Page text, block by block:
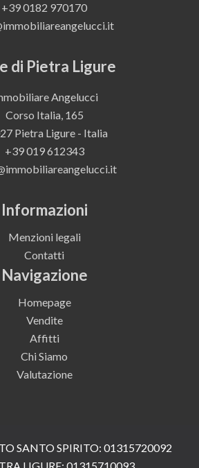
+39 0182 970170
di Pietra Ligure
Angelucci
Corso Italia, 165
Pietra Ligure - Italia
+39 019 612343
Informazioni
Menzioni legali
Contatti
Navigazione
Homepage
Vendite
Affitti
Chi Siamo
Valutazione
SANTO SPIRITO: 01315720092